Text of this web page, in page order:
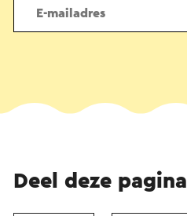
Deel deze pagina